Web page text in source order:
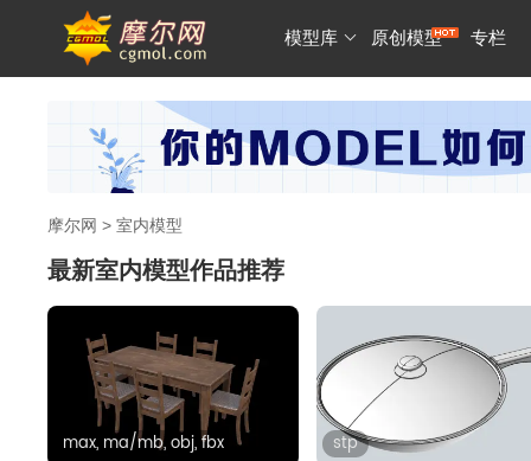
模型库 原创模型 专栏
摩尔网 > 室内模型
最新室内模型作品推荐
max, ma/mb, obj, fbx stp